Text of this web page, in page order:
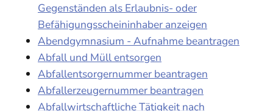
Gegenständen als Erlaubnis- oder
Befähigungsscheininhaber anzeigen
Abendgymnasium - Aufnahme beantragen
Abfall und Müll entsorgen
Abfallentsorgernummer beantragen
Abfallerzeugernummer beantragen
Abfallwirtschaftliche Tätigkeit nach